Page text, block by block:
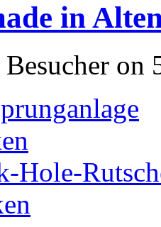
in
on
Hole-